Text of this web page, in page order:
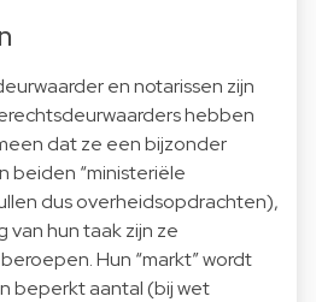
en notarissen zijn
hebben
dat ze een bijzonder
beiden “ministeriële
dus overheidsopdrachten),
hun taak zijn ze
Hun “markt” wordt
beperkt aantal (bij wet